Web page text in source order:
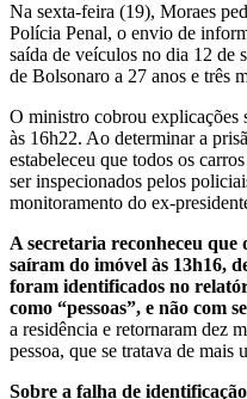
Na sexta-feira (19), Moraes
Polícia Penal, o envio de
saída de veículos no dia 12 de
de Bolsonaro a 27 anos e três
O ministro cobrou explicações
às 16h22. Ao determinar a
estabeleceu que todos os
ser inspecionados pelos
monitoramento do ex-
A secretaria reconheceu que
saíram do imóvel às 13h16,
foram identificados no
como “pessoas”, e não com
a residência e retornaram dez
pessoa, que se tratava de mais
Sobre a falha de